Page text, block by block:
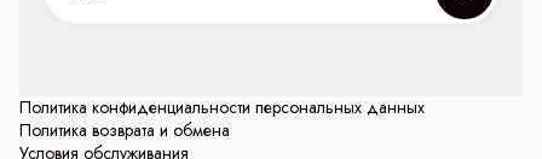
Политика конфиденциальности персональных данных
Политика возврата и обмена
Условия обслуживания